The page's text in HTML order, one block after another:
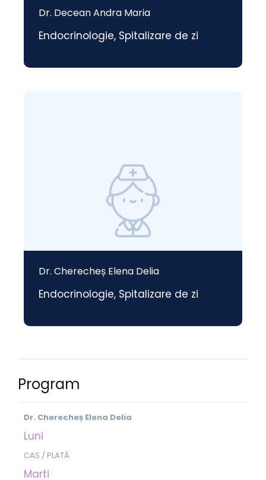
Dr. Decean Andra Maria
Endocrinologie, Spitalizare de zi
Dr. Cherecheș Elena Delia
Endocrinologie, Spitalizare de zi
Program
Dr. Cherecheș Elena Delia
Luni
CAS / PLATĂ
Marti